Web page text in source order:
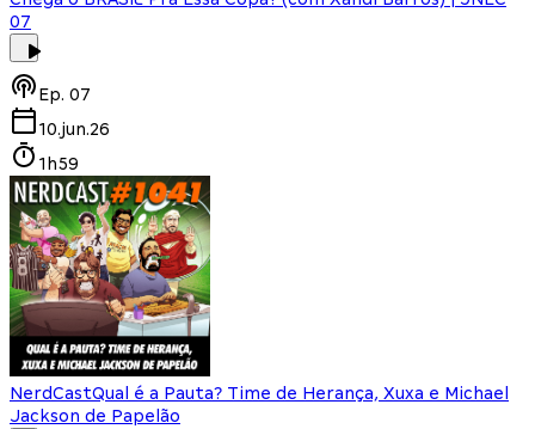
07
Ep. 07
10.jun.26
1h59
NerdCastQual é a Pauta? Time de Herança, Xuxa e Michael
Jackson de Papelão